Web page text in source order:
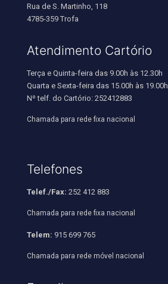
Rua de S. Martinho, 118
4785-359 Trofa
Atendimento Cartório
Terça e Quinta-feira das 9.00h às 12.30h
Quarta e Sexta-feira das 15.00h às 19.00h
Nº telf. do Cartório: 252412883
Chamada para rede fixa nacional
Telefones
Telef./Fax: 252 412 883
Chamada para rede fixa nacional
Telem: 915 699 765
Chamada para rede móvel nacional